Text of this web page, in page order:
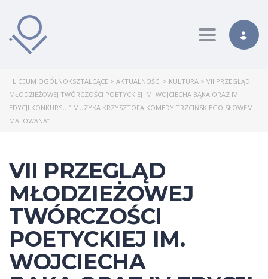
Toggle
I LICEUM OGÓLNOKSZTAŁCĄCE > AKTUALNOŚCI > KULTURA > VII PRZEGLĄD
MŁODZIEŻOWEJ TWÓRCZOŚCI POETYCKIEJ IM. WOJCIECHA BĄKA ORAZ IV
EDYCJI KONKURSU ” MUZYKA KRZYSZTOFA KOMEDY TRZCIŃSKIEGO SŁOWEM
MALOWANA”
VII PRZEGLĄD
MŁODZIEŻOWEJ
TWÓRCZOŚCI
POETYCKIEJ IM.
WOJCIECHA